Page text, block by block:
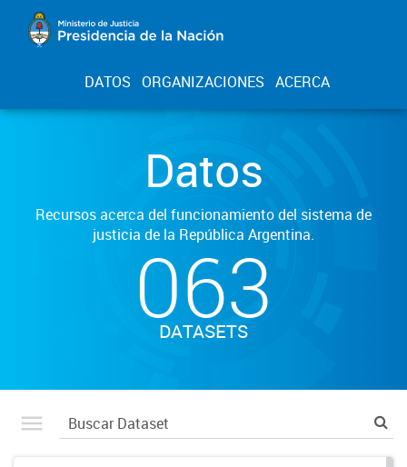
DATOS ORGANIZACIONES ACERCA
Datos
Recursos acerca del funcionamiento del sistema de
justicia de la República Argentina.
063
DATASETS